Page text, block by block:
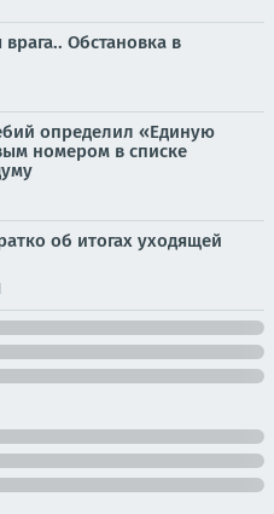
Обстановка в
определил «Единую
номером в списке
об итогах уходящей